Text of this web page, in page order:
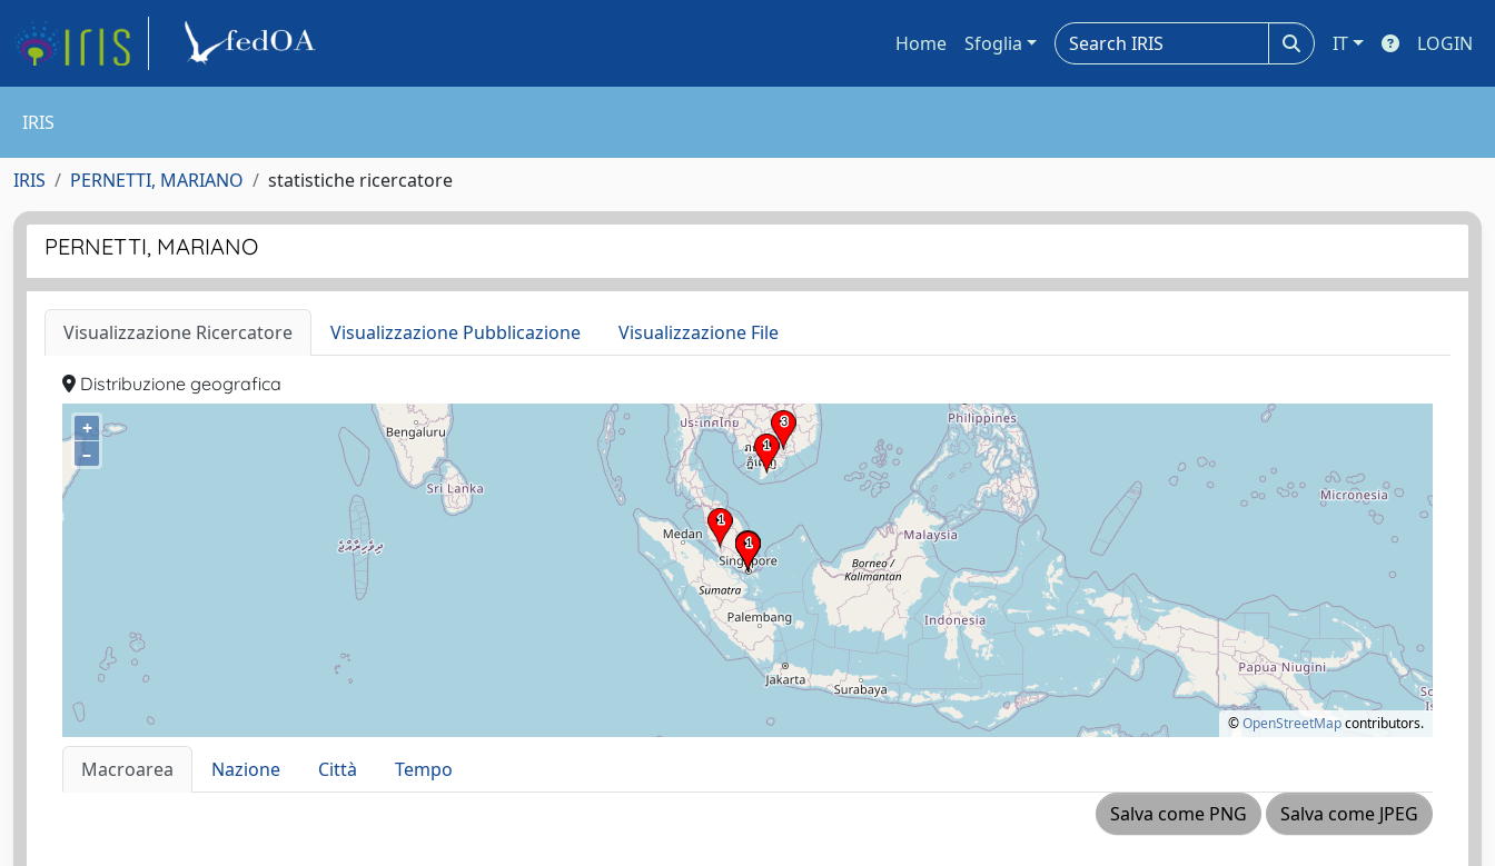
Home Sfoglia IT LOGIN
IRIS
IRIS PERNETTI, MARIANO statistiche ricercatore
PERNETTI, MARIANO
Visualizzazione Ricercatore Visualizzazione Pubblicazione Visualizzazione File
Distribuzione geografica
+
–
©OpenStreetMapcontributors.
Macroarea Nazione Città
Tempo
Salva come PNG
Salva come JPEG